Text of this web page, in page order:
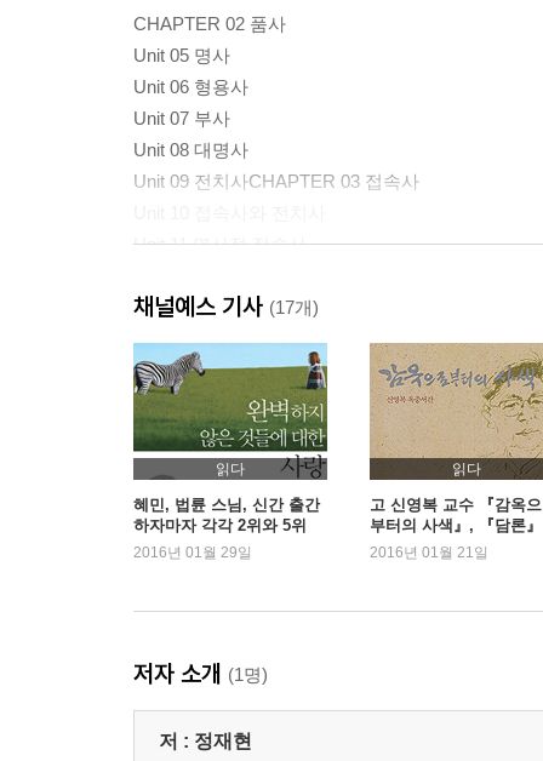
CHAPTER 02 품사
Unit 05 명사
Unit 06 형용사
Unit 07 부사
Unit 08 대명사
Unit 09 전치사CHAPTER 03 접속사
Unit 11 명사절 접속사
CHAPTER 03 준동사
Unit 13 분사
Unit 14 (to) 부정사
Unit 15 동명사
CHAPTER 04 특수구문
Unit 16 원급, 비교급, 최상급
Unit 17 가정법과 도치
Unit 01 동사 빈출 어휘 1
Unit 02 동사 빈출 어휘 2
Unit 03 동사 빈출 어휘 3
채널예스 기사 (17개)
읽다
혜민, 법륜 스님, 신간 출간
하자마자 각각 2위와 5위
2016년 01월 29일
읽다
고 신영복 교수 『감옥
부터의 사색』, 『담론
심 재조명
2016년 01월 21일
저자 소개 (1명)
저 : 정재현